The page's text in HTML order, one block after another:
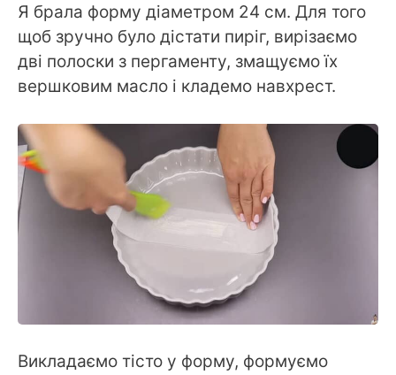
Я брала форму діаметром 24 см. Для того
щоб зручно було дістати пиріг, вирізаємо
дві полоски з пергаменту, змащуємо їх
вершковим масло і кладемо навхрест.
Викладаємо тісто у форму, формуємо